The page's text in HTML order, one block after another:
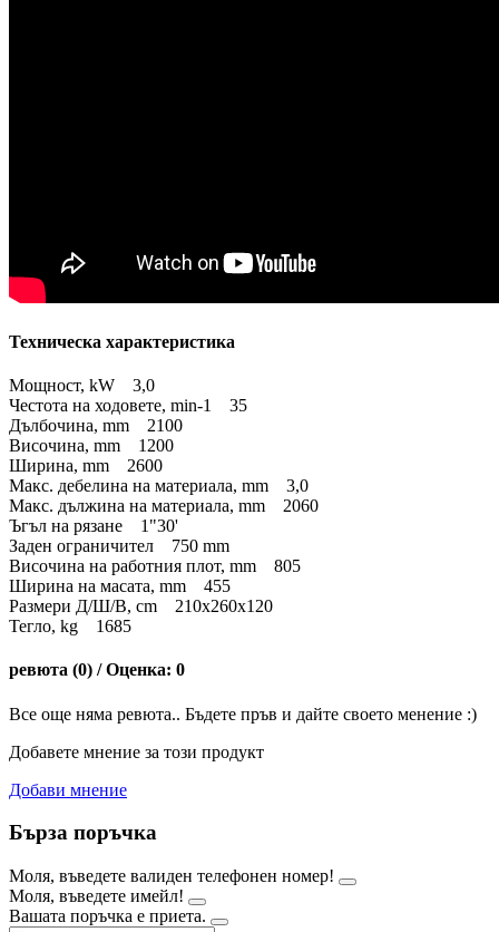
Техническа характеристика
Мощност, kW 3,0
Честота на ходовете, min-1 35
Дълбочина, mm 2100
Височина, mm 1200
Ширина, mm 2600
Макс. дебелина на материала, mm 3,0
Макс. дължина на материала, mm 2060
Ъгъл на рязане 1"30'
Заден ограничител 750 mm
Височина на работния плот, mm 805
Ширина на масата, mm 455
Размери Д/Ш/В, cm 210х260х120
Тегло, kg 1685
ревюта (0) / Оценка: 0
Все още няма ревюта.. Бъдете пръв и дайте своето менение :)
Добавете мнение за този продукт
Добави мнение
Бърза поръчка
Моля, въведете валиден телефонен номер!
Моля, въведете имейл!
Вашата поръчка е приета.